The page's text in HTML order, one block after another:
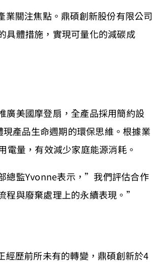
業關注焦點。鼎碩創新股份有限公司
具體措施，實現可量化的減碳成
廣美國摩登扇，全產品採用簡約設
產品生命週期的環保思維。根據業
量，有效減少家庭能源消耗。
總監Yvonne表示，”我們評估合作
程與廢棄處理上的永續表現。”
經歷前所未有的轉變，鼎碩創新於4